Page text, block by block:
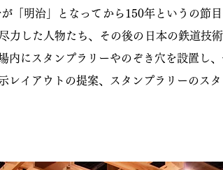
「明治」となってから150年というの節
力した人物たち、その後の日本の鉄道技
内にスタンプラリーやのぞき穴を設置し
レイアウトの提案、スタンプラリーのスタ